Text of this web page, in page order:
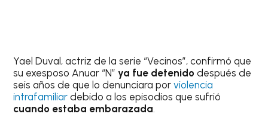
Yael Duval, actriz de la serie “Vecinos”, confirmó que
su exesposo Anuar “N”ya fue detenido después de
seis años de que lo denunciara porviolencia
intrafamiliar debido a los episodios que sufrió
cuando estaba embarazada.